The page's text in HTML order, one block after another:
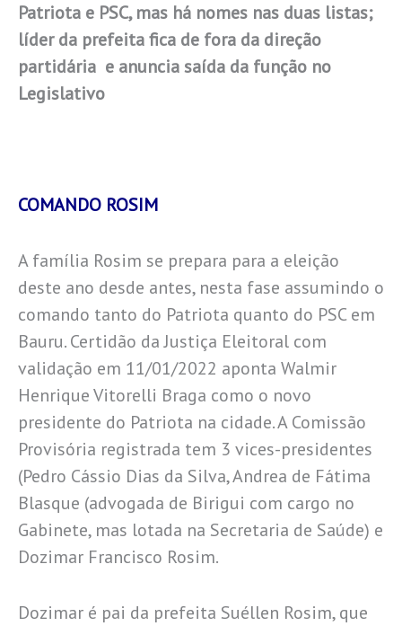
Patriota e PSC, mas há nomes nas duas listas;
líder da prefeita fica de fora da direção
partidária e anuncia saída da função no
Legislativo
COMANDO ROSIM
A família Rosim se prepara para a eleição
deste ano desde antes, nesta fase assumindo o
comando tanto do Patriota quanto do PSC em
Bauru. Certidão da Justiça Eleitoral com
validação em 11/01/2022 aponta Walmir
Henrique Vitorelli Braga como o novo
presidente do Patriota na cidade. A Comissão
Provisória registrada tem 3 vices-presidentes
(Pedro Cássio Dias da Silva, Andrea de Fátima
Blasque (advogada de Birigui com cargo no
Gabinete, mas lotada na Secretaria de Saúde) e
Dozimar Francisco Rosim.
Dozimar é pai da prefeita Suéllen Rosim, que